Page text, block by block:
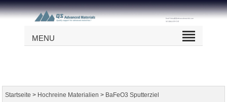
MENU
Startseite > Hochreine Materialien > BaFeO3 Sputterziel